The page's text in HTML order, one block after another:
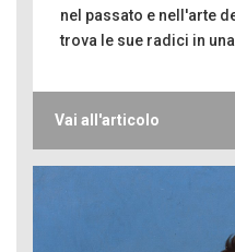
nel passato e nell'arte
trova le sue radici in
Vai all'articolo